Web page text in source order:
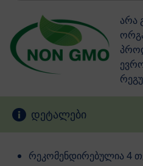
არა
დეტალები
რეკომენდირებულია 4